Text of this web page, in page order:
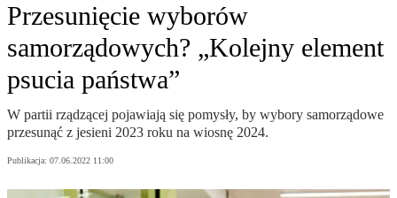
Przesunięcie wyborów
samorządowych? „Kolejny element
psucia państwa”
W partii rządzącej pojawiają się pomysły, by wybory samorządowe
przesunąć z jesieni 2023 roku na wiosnę 2024.
Publikacja: 07.06.2022 11:00